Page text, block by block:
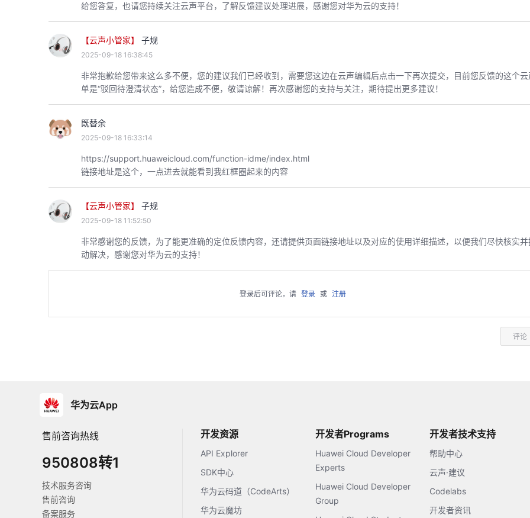
给您答复，也请您持续关注云声平台，了解反馈建议处理进展，感谢您对华为云的支持！
【云声小管家】 子规
2025-09-18 16:38:45
非常抱歉给您带来这么多不便，您的建议我们已经收到，需要您这边在云声编辑后点击一下再次提交，目前您反馈的这个云
单是“驳回待澄清状态”，给您造成不便，敬请谅解！再次感谢您的支持与关注，期待提出更多建议！
既替余
2025-09-18 16:33:14
https://support.huaweicloud.com/function-idme/index.html
链接地址是这个，一点进去就能看到我红框圈起来的内容
【云声小管家】 子规
2025-09-18 11:52:50
非常感谢您的反馈，为了能更准确的定位反馈内容，还请提供页面链接地址以及对应的使用详细描述，以便我们尽快核实并
动解决，感谢您对华为云的支持！
登录后可评论，请 登录 或 注册
评论
华为云App
售前咨询热线
950808转1
技术服务咨询
售前咨询
备案服务
开发资源
API Explorer
SDK中心
华为云码道（CodeArts）
华为云魔坊
开发者Programs
Huawei Cloud Developer
Experts
Huawei Cloud Developer
Group
开发者技术支持
帮助中心
云声·建议
Codelabs
开发者资讯